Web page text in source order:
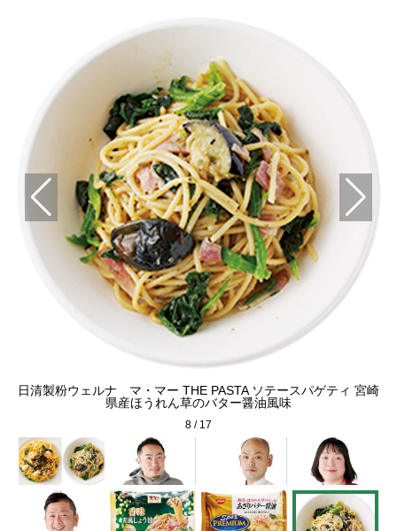
日清製粉ウェルナ マ・マー THE PASTA ソテースパゲティ 宮崎
県産ほうれん草のバター醤油風味
8 / 17